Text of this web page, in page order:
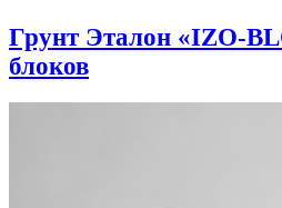
Грунт Эталон «IZO-
блоков